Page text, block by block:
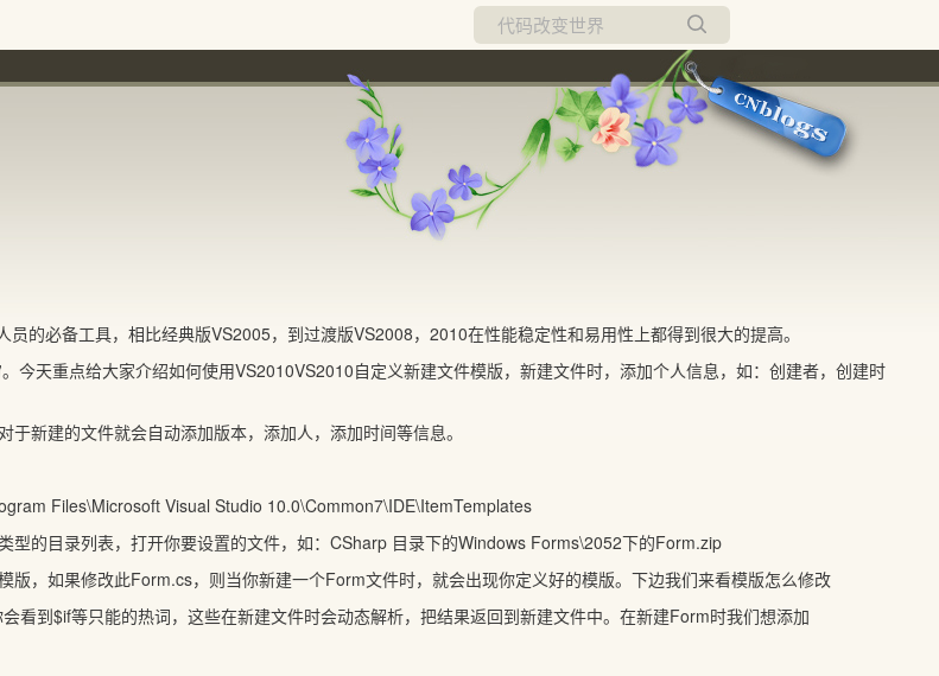
所有博客
当前博客
的必备工具，相比经典版VS2005，到过渡版VS2008，2010在性能稳定性和易用性上都得到很大的提高。
今天重点给大家介绍如何使用VS2010VS2010自定义新建文件模版，新建文件时，添加个人信息，如：创建者，创建时
新建的文件就会自动添加版本，添加人，添加时间等信息。
Files\Microsoft Visual Studio 10.0\Common7\IDE\ItemTemplates
型的目录列表，打开你要设置的文件，如：CSharp 目录下的Windows Forms\2052下的Form.zip
版，如果修改此Form.cs，则当你新建一个Form文件时，就会出现你定义好的模版。下边我们来看模版怎么修改
看到$if等只能的热词，这些在新建文件时会动态解析，把结果返回到新建文件中。在新建Form时我们想添加